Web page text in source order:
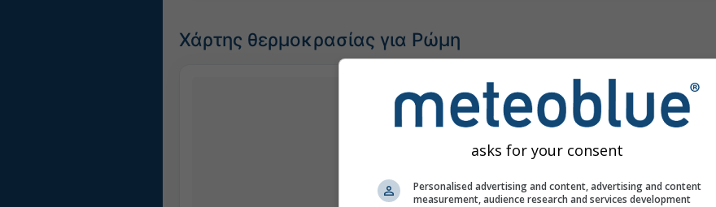
Χάρτης θερμοκρασίας για Ρώμη
asks for your consent
Personalised advertising and content, advertising and content
measurement, audience research and services development